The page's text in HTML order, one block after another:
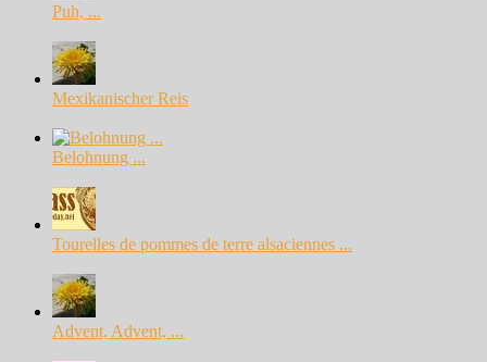
Puh, ...
Mexikanischer Reis
Belohnung ...
Tourelles de pommes de terre alsaciennes ...
Advent, Advent, ...